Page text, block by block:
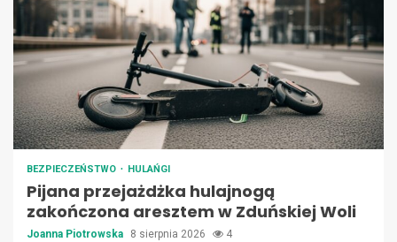
BEZPIECZEŃSTWO HULAŃGI
Pijana przejażdżka hulajnogą
zakończona aresztem w Zduńskiej Woli
Joanna Piotrowska 8 sierpnia 2026 4